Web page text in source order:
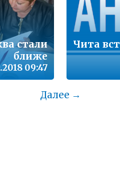
стали
ближе
09:47
Чита
Далее →